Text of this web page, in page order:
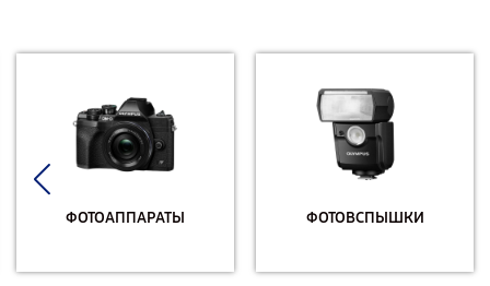
ФОТОАППАРАТЫ ФОТОВСПЫШКИ